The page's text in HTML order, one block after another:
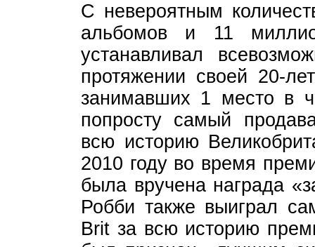
С невероятным
альбомов и 11
устанавливал
протяжении своей 20-
занимавших 1 место в
попросту самый
всю историю
2010 году во время
была вручена награда
Робби также выиграл
Brit за всю историю